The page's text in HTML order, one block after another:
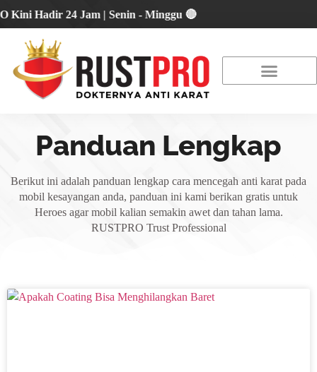
Hadir 24 Jam | Senin - Minggu 🔴
Panduan Lengkap
Berikut ini adalah panduan lengkap cara mencegah anti karat pada
mobil kesayangan anda, panduan ini kami berikan gratis untuk
Heroes agar mobil kalian semakin awet dan tahan lama.
RUSTPRO Trust Professional